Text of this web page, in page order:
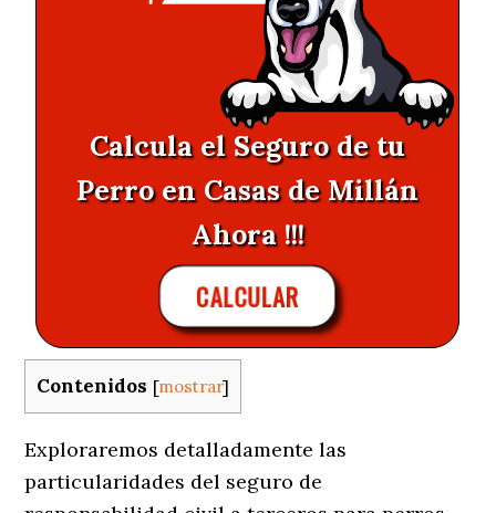
Calcula el Seguro de tu
Perro en Casas de Millán
Ahora !!!
CALCULAR
Contenidos [mostrar]
Exploraremos detalladamente las
particularidades del seguro de